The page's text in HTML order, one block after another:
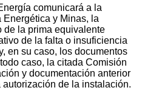
comunicará a la
y Minas, la
de la prima equivalente
de la falta o insuficiencia
en su caso, los documentos
caso, la citada Comisión
y documentación anterior
de la instalación.